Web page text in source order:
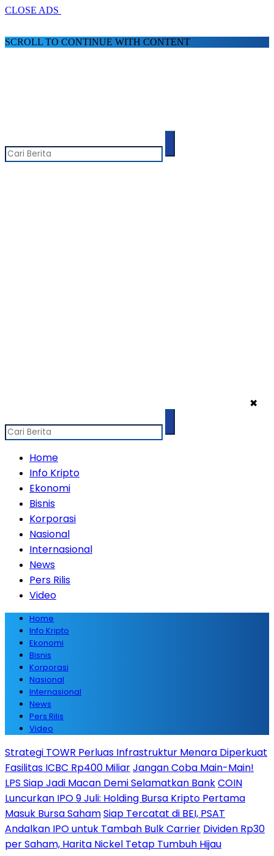
CLOSE ADS
SCROLL TO CONTINUE WITH CONTENT
✖
Home
Info Kripto
Ekonomi
Bisnis
Korporasi
Nasional
Internasional
News
Pers Rilis
Video
Home
Info Kripto
Ekonomi
Bisnis
Korporasi
Nasional
Internasional
News
Pers Rilis
Video
Strategi TOWR Perluas Infrastruktur Menara Diperkuat
Fasilitas ICBC Rp400 MiliarJangan Coba Main-Main!
LPS Siap Jadi Macan Demi Selamatkan BankCOIN
Luncurkan IPO 9 Juli: Holding Bursa Kripto Pertama
Masuk Bursa SahamSiap Tercatat di BEI, PSAT
Andalkan IPO untuk Tambah Bulk Carrier Dividen Rp30
per Saham, Harita Nickel Tetap Tumbuh Hijau